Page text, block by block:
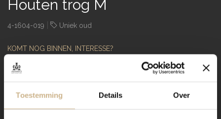
Toestemming Details Over
Houten trog M
4-1604-019 Uniek oud
KOMT NOG BINNEN, INTERESSE?
€ 69,00